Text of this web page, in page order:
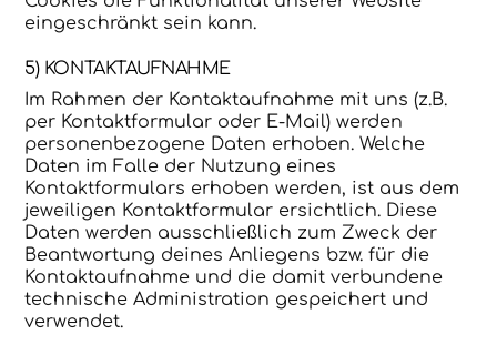
eingeschränkt sein kann.
5) KONTAKTAUFNAHME
Im Rahmen der Kontaktaufnahme mit uns (z.B.
per Kontaktformular oder E-Mail) werden
personenbezogene Daten erhoben. Welche
Daten im Falle der Nutzung eines
Kontaktformulars erhoben werden, ist aus dem
jeweiligen Kontaktformular ersichtlich. Diese
Daten werden ausschließlich zum Zweck der
Beantwortung deines Anliegens bzw. für die
Kontaktaufnahme und die damit verbundene
technische Administration gespeichert und
verwendet.